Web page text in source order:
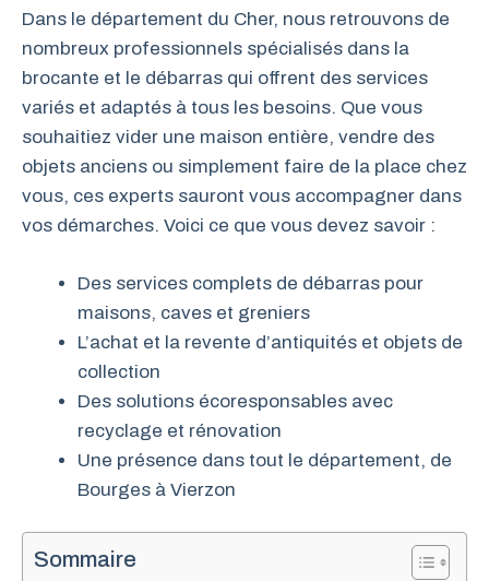
Dans le département du Cher, nous retrouvons de
nombreux professionnels spécialisés dans la
brocante et le débarras qui offrent des services
variés et adaptés à tous les besoins. Que vous
souhaitiez vider une maison entière, vendre des
objets anciens ou simplement faire de la place chez
vous, ces experts sauront vous accompagner dans
vos démarches. Voici ce que vous devez savoir :
Des services complets de débarras pour
maisons, caves et greniers
L’achat et la revente d’antiquités et objets de
collection
Des solutions écoresponsables avec
recyclage et rénovation
Une présence dans tout le département, de
Bourges à Vierzon
Sommaire